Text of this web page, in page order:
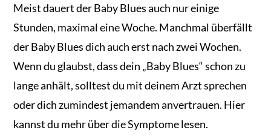
Meist dauert der Baby Blues auch nur einige
Stunden, maximal eine Woche. Manchmal überfällt
der Baby Blues dich auch erst nach zwei Wochen.
Wenn du glaubst, dass dein „Baby Blues“ schon zu
lange anhält, solltest du mit deinem Arzt sprechen
oder dich zumindest jemandem anvertrauen. Hier
kannst du mehr über die Symptome lesen.